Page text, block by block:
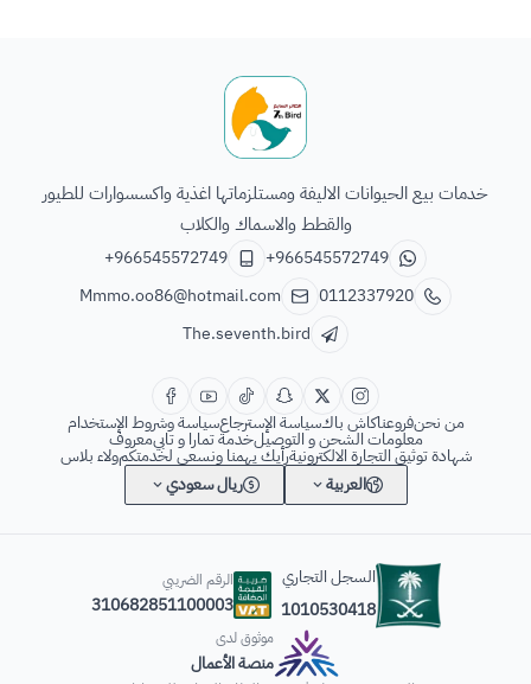
خدمات بيع الحيوانات الاليفة ومستلزماتها اغذية واكسسوارات للطيور
والقطط والاسماك والكلاب
+966545572749
+966545572749
0112337920
Mmmo.oo86@hotmail.com
The.seventh.bird
من نحنفروعناكاش باكسياسة الإسترجاعسياسة وشروط الإستخدام
معلومات الشحن و التوصيلخدمة تمارا و تابيمعروف
شهادة توثيق التجارة الالكترونيةرأيك يهمنا ونسعى لخدمتكمولاء بلاس
العربية
ريال سعودي
السجل التجاري
1010530418
الرقم الضريبي
310682851100003
موثوق لدى
منصة الأعمال